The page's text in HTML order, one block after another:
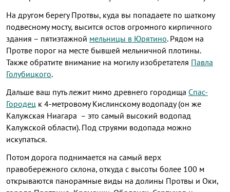
На другом берегу Протвы, куда вы попадаете по шаткому
подвесному мосту, высится остов огромного кирпичного
здания – пятиэтажной мельницы в Юрятино. Рядом на
Протве порог на месте бывшей мельничной плотины.
Также обратите внимание на могилу изобретателя Павла
Голубицкого.
Дальше ваш путь лежит мимо древнего городища Спас-
Городец к 4-метровому Кислинскому водопаду (он же
Калужская Ниагара – это самый высокий водопад
Калужской области). Под струями водопада можно
искупаться.
Потом дорога поднимается на самый верх
правобережного склона, откуда с высоты более 100 м
открываются панорамные виды на долины Протвы и Оки,